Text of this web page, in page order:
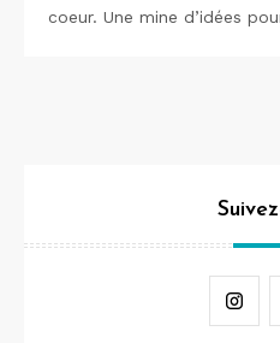
coeur. Une mine d’idées